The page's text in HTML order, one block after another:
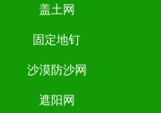
盖土网
固定地钉
沙漠防沙网
遮阳网